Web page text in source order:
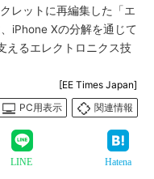
レットに再編集した「エ
iPhone Xの分解を通じて
えるエレクトロニクス技
[EE Times Japan]
PC用表示
関連情報
LINE Hatena